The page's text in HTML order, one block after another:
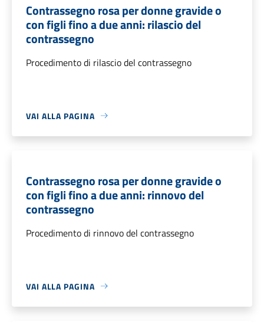
Contrassegno rosa per donne gravide o
con figli fino a due anni: rilascio del
contrassegno
Procedimento di rilascio del contrassegno
VAI ALLA PAGINA
Contrassegno rosa per donne gravide o
con figli fino a due anni: rinnovo del
contrassegno
Procedimento di rinnovo del contrassegno
VAI ALLA PAGINA